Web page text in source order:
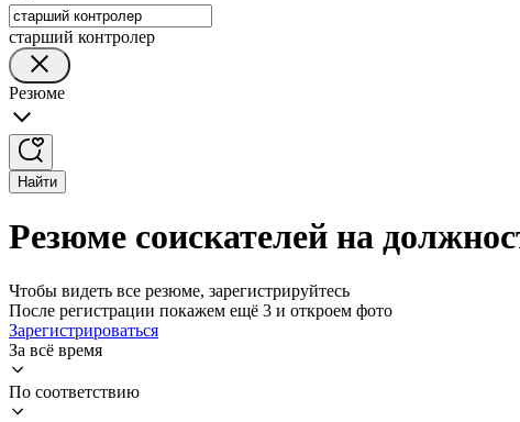
старший контролер
Резюме
Найти
Резюме соискателей на
Чтобы видеть все резюме, зарегистрируйтесь
После регистрации покажем ещё 3 и откроем фото
Зарегистрироваться
За всё время
По соответствию